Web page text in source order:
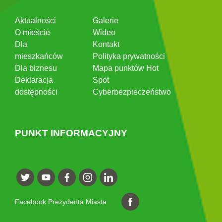
Aktualności
O mieście
Dla
mieszkańców
Dla biznesu
Deklaracja
dostępności
Galerie
Wideo
Kontakt
Polityka prywatności
Mapa punktów Hot
Spot
Cyberbezpieczeństwo
PUNKT INFORMACYJNY
Facebook Prezydenta Miasta